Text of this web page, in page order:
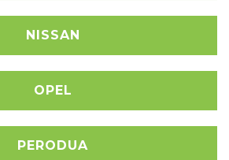
NISSAN
OPEL
PERODUA